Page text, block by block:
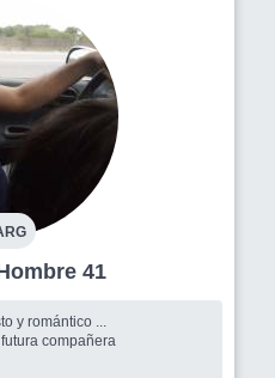
de Julio Hombre 41
y romántico ...
compañera